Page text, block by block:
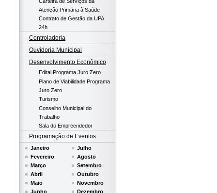
Atenção Primária à Saúde
Contrato de Gestão da UPA
24h
Controladoria
Ouvidoria Municipal
Desenvolvimento Econômico
Edital Programa Juro Zero
Plano de Viabilidade Programa
Juro Zero
Turismo
Conselho Municipal do
Trabalho
Sala do Empreendedor
Programação de Eventos
Janeiro
Fevereiro
Março
Abril
Maio
Junho
Julho
Agosto
Setembro
Outubro
Novembro
Dezembro